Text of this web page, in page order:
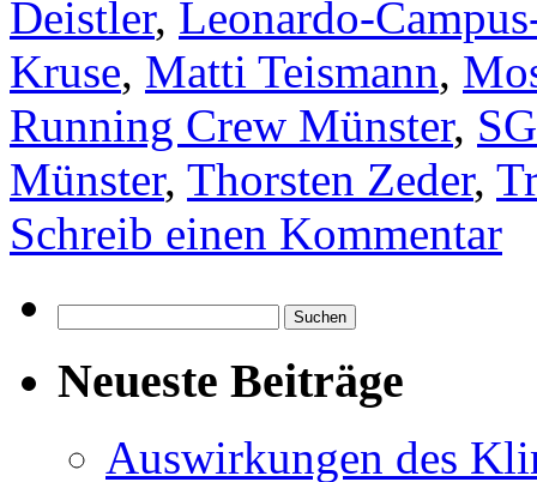
Deistler, Leonardo-
Kruse, Matti Teismann,
Running Crew Münster,
Münster, Thorsten Zeder,
Schreib einen Kommentar
nach:
Neueste Beiträge
Auswirkungen des